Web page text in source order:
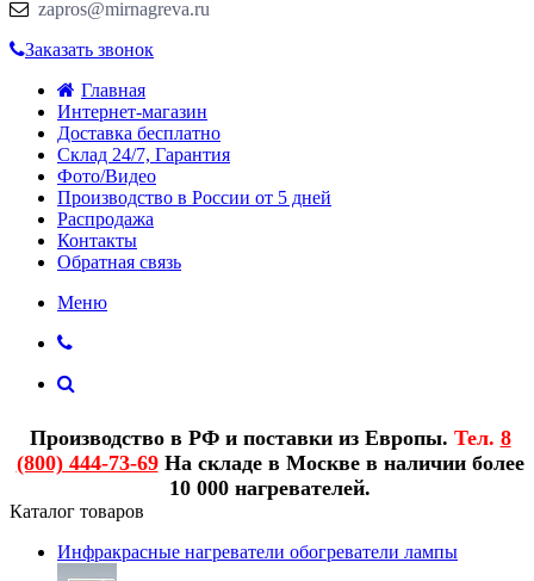
zapros@mirnagreva.ru
Заказать звонок
Главная
Интернет-магазин
Доставка бесплатно
Склад 24/7, Гарантия
Фото/Видео
Производство в России от 5 дней
Распродажа
Контакты
Обратная связь
Меню
Производство в РФ и поставки из Европы. Тел. 8
(800) 444-73-69На складе в Москве в наличии более
10 000 нагревателей.
Каталог товаров
Инфракрасные нагреватели обогреватели лампы